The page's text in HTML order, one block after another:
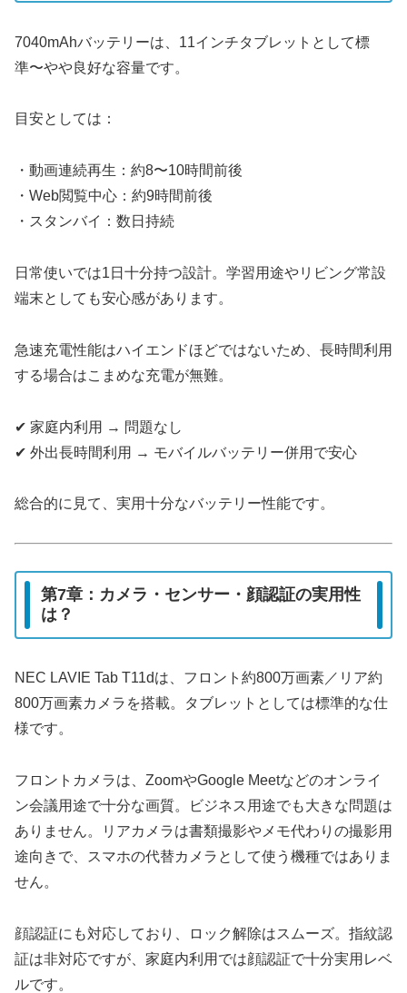
7040mAhバッテリーは、11インチタブレットとして標
準〜やや良好な容量です。
目安としては：
・動画連続再生：約8〜10時間前後
・Web閲覧中心：約9時間前後
・スタンバイ：数日持続
日常使いでは1日十分持つ設計。学習用途やリビング常設
端末としても安心感があります。
急速充電性能はハイエンドほどではないため、長時間利用
する場合はこまめな充電が無難。
✔ 家庭内利用 → 問題なし
✔ 外出長時間利用 → モバイルバッテリー併用で安心
総合的に見て、実用十分なバッテリー性能です。
第7章：カメラ・センサー・顔認証の実用性
は？
NEC LAVIE Tab T11dは、フロント約800万画素／リア約
800万画素カメラを搭載。タブレットとしては標準的な仕
様です。
フロントカメラは、ZoomやGoogle Meetなどのオンライ
ン会議用途で十分な画質。ビジネス用途でも大きな問題は
ありません。リアカメラは書類撮影やメモ代わりの撮影用
途向きで、スマホの代替カメラとして使う機種ではありま
せん。
顔認証にも対応しており、ロック解除はスムーズ。指紋認
証は非対応ですが、家庭内利用では顔認証で十分実用レベ
ルです。